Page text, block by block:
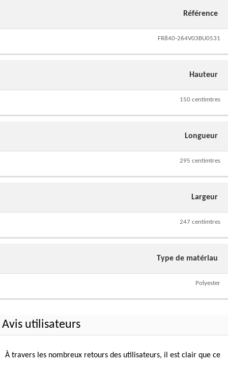
Référence
FR840-264V03BU0531
Hauteur
150 centimtres
Longueur
295 centimtres
Largeur
247 centimtres
Type de matériau
Polyester
Avis utilisateurs
À travers les nombreux retours des utilisateurs, il est clair que ce